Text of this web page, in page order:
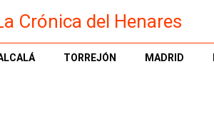
Crónica del Henares
TORREJÓN MADRID